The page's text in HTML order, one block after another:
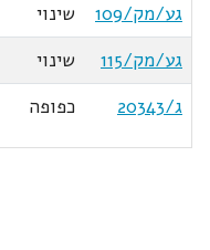
גע/מק/109
שינוי
גע/מק/115
שינוי
ג/20343
כפופה